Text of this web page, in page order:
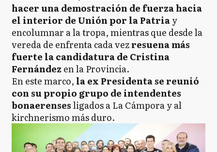
hacer una demostración de fuerza hacia
el interior de Unión por la Patriay
encolumnar a la tropa, mientras que desde la
vereda de enfrenta cada vezresuena más
fuerte la candidatura de Cristina
Fernández en la Provincia.
En este marco, la ex Presidenta se reunió
con su propio grupo de intendentes
bonaerensesligados a La Cámpora y al
kirchnerismo más duro.